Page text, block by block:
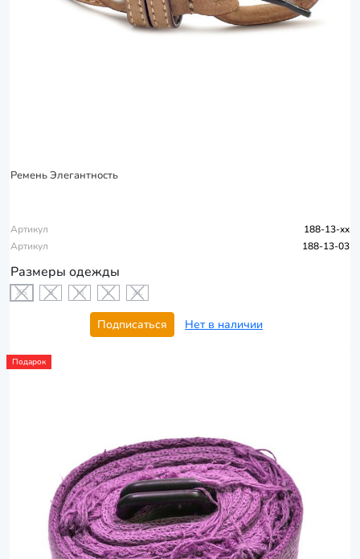
Ремень Элегантность
Артикул
188-13-xx
Артикул
188-13-03
Размеры одежды
XS S M L XL
Подписаться Нет в наличии
Подарок